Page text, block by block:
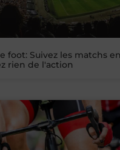
foot: Suivez les matchs
rien de l'action